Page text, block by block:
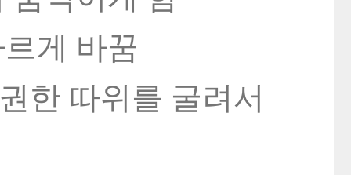
게 바꿈
한 따위를 굴려서